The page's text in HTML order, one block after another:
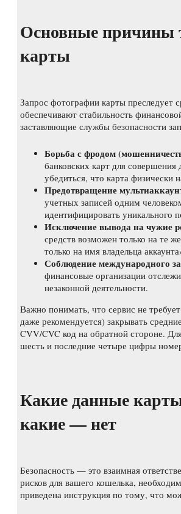
Основные причины
карты
Запрос фотографии карты преследует
обеспечивают стабильность
заставляющие службы безопасности
Борьба с фродом
банковских карт для
убедиться, что карта физически
Предотвращение
учетных записей одним
идентифицировать уникального
Исключение вывода на чужие
средств возможен только на те
только на имя владельца
Соблюдение международного
финансовые организации
незаконной деятельности.
Важно понимать, что сервис не
даже рекомендуется) закрывать
CVV/CVC код на обратной стороне.
шесть и последние четыре цифры
Какие данные карты
какие — нет
Безопасность — это взаимная
рисков для вашего кошелька,
приведена инструкция по тому, что